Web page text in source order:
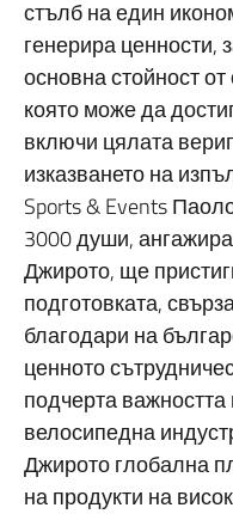
стълб на един
генерира ценности,
основна стойност
която може да
включи цялата
изказването на
Sports & Events
3000 души,
Джирото, ще
подготовката,
благодари на
ценното
подчерта
велосипедна
Джирото глобална
на продукти на